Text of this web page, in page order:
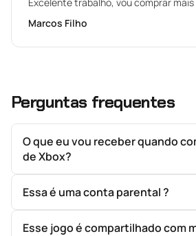
Marcos Filho
Perguntas frequentes
O que eu vou receber quando
de Xbox?
Essa é uma conta parental ?
Esse jogo é compartilhado com